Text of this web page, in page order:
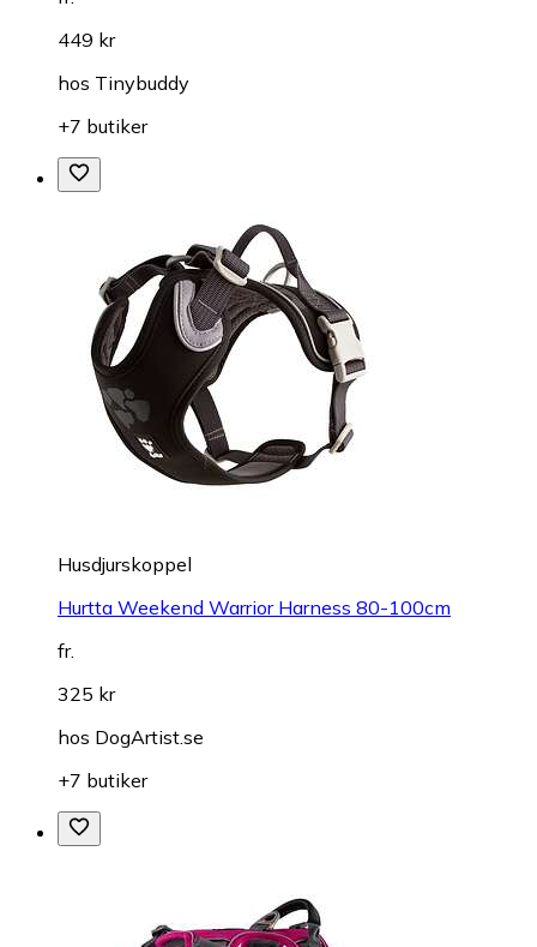
449 kr
hos Tinybuddy
+7 butiker
Husdjurskoppel
Hurtta Weekend Warrior Harness 80-100cm
fr.
325 kr
hos DogArtist.se
+7 butiker